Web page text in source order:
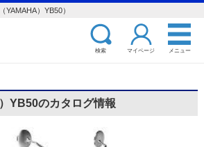
）YB50）
検索 マイページ メニュー
YB50のカタログ情報